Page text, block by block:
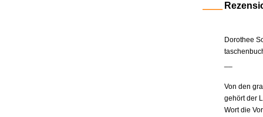
Dorothee
Von den
gehört der
Wort die